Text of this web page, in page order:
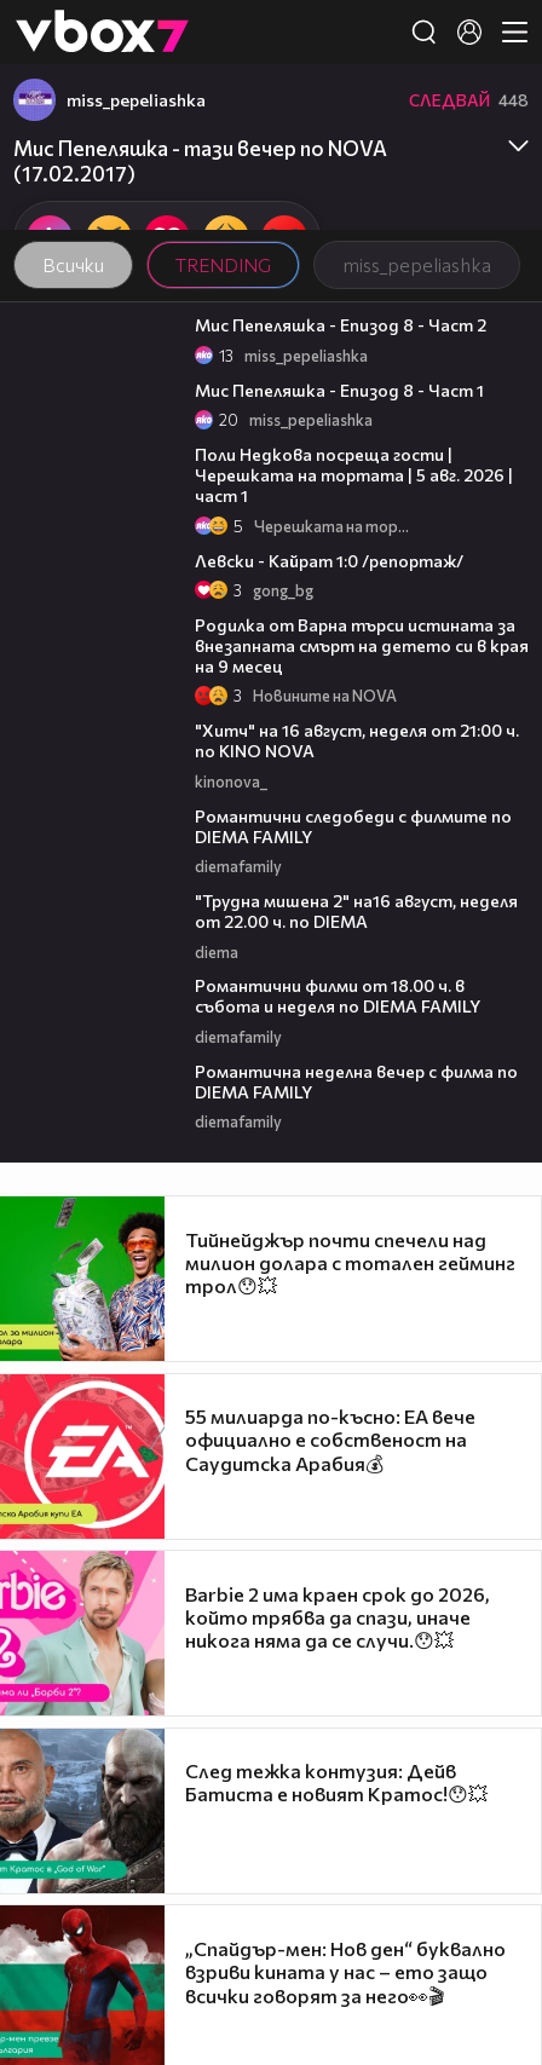
👾
Всички TRENDING miss_pepeliashka
miss_pepeliashka СЛЕДВАЙ 448
Мис Пепеляшка - тази вечер по NOVA
(17.02.2017)
23:57
Мис Пепеляшка - Епизод 8 - Част 2
13 miss_pepeliashka
Мис Пепеляшка - Епизод 8 - Част 1
20 miss_pepeliashka
Поли Недкова посреща гости |
Черешката на тортата | 5 авг. 2026 |
част 1
5 Черешката на тортата
Левски - Кайрат 1:0 /репортаж/
3 gong_bg
Родилка от Варна търси истината за
внезапната смърт на детето си в края
на 9 месец
3 Новините на NOVA
"Хитч" на 16 август, неделя от 21:00 ч.
по KINO NOVA
kinonova_
Романтични следобеди с филмите по
DIEMA FAMILY
diemafamily
"Трудна мишена 2" на16 август, неделя
от 22.00 ч. по DIEMA
diema
Романтични филми от 18.00 ч. в
събота и неделя по DIEMA FAMILY
diemafamily
Романтичнa неделна вечер с филма по
DIEMA FAMILY
diemafamily
Тийнейджър почти спечели над
милион долара с тотален гейминг
трол😯💥
55 милиарда по-късно: EA вече
официално е собственост на
Саудитска Арабия💰
Barbie 2 има краен срок до 2026,
който трябва да спази, иначе
никога няма да се случи.😯💥
След тежка контузия: Дейв
Батиста е новият Кратос!😯💥
„Спайдър-мен: Нов ден“ буквално
взриви кината у нас – ето защо
всички говорят за него👀🎬